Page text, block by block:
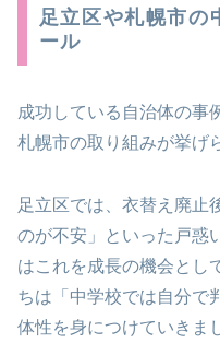
足立区や札幌市の
ール
成功している自治体の事
札幌市の取り組みが挙げ
足立区では、衣替え廃止
のが不安」といった戸惑
はこれを成長の機会とし
ちは「中学校では自分で
体性を身につけていきま